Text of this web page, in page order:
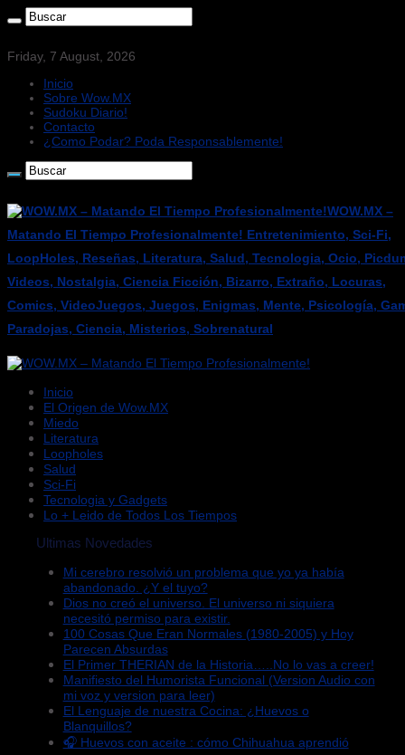
Friday, 7 August, 2026
Inicio
Sobre Wow.MX
Sudoku Diario!
Contacto
¿Como Podar? Poda Responsablemente!
WOW.MX –
Matando El Tiempo Profesionalmente! Entretenimiento, Sci-Fi,
LoopHoles, Reseñas, Literatura, Salud, Tecnologia, Ocio,
Videos, Nostalgia, Ciencia Ficción, Bizarro, Extraño, Locuras,
Comics, VideoJuegos, Juegos, Enigmas, Mente, Psicología,
Paradojas, Ciencia, Misterios, Sobrenatural
Inicio
El Origen de Wow.MX
Miedo
Literatura
Loopholes
Salud
Sci-Fi
Tecnologia y Gadgets
Lo + Leido de Todos Los Tiempos
Ultimas Novedades
Mi cerebro resolvió un problema que yo ya había
abandonado. ¿Y el tuyo?
Dios no creó el universo. El universo ni siquiera
necesitó permiso para existir.
100 Cosas Que Eran Normales (1980-2005) y Hoy
Parecen Absurdas
El Primer THERIAN de la Historia…..No lo vas a creer!
Manifiesto del Humorista Funcional (Version Audio con
mi voz y version para leer)
El Lenguaje de nuestra Cocina: ¿Huevos o
Blanquillos?
🎧 Huevos con aceite : cómo Chihuahua aprendió